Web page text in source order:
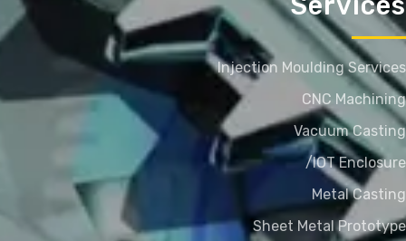
Injection Moulding Services
CNC Machining
Vacuum Casting
IOT Enclosure/
Metal Casting
Sheet Metal Prototype